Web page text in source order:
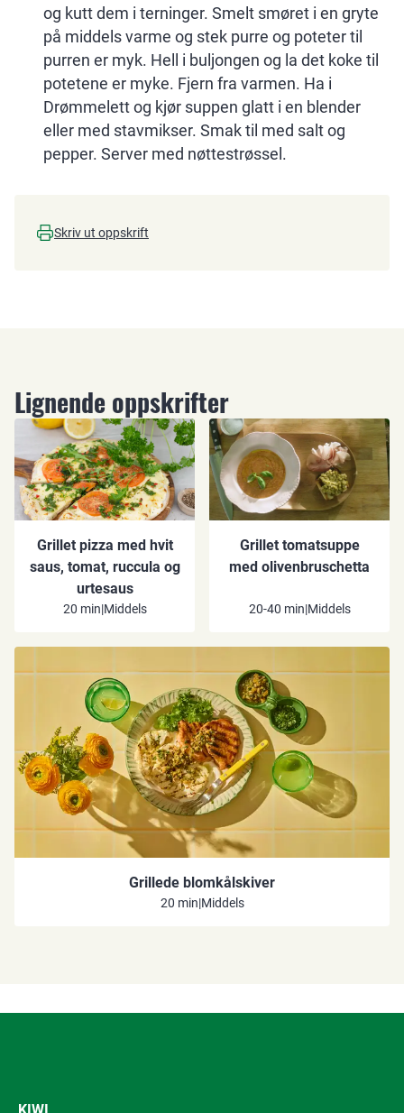
og kutt dem i terninger. Smelt smøret i en gryte
på middels varme og stek purre og poteter til
purren er myk. Hell i buljongen og la det koke til
potetene er myke. Fjern fra varmen. Ha i
Drømmelett og kjør suppen glatt i en blender
eller med stavmikser. Smak til med salt og
pepper. Server med nøttestrøssel.
Skriv ut oppskrift
Lignende oppskrifter
Grillet pizza med hvit
saus, tomat, ruccula og
urtesaus
20 min|Middels
Grillet tomatsuppe
med olivenbruschetta
20-40 min|Middels
Grillede blomkålskiver
20 min|Middels